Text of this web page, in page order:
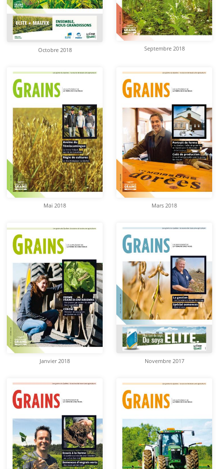
Octobre 2018 Septembre 2018
Mai 2018 Mars 2018
Janvier 2018 Novembre 2017